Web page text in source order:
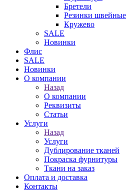
Бретели
Резинки швейные
Кружево
SALE
Новинки
Флис
SALE
Новинки
О компании
Назад
О компании
Реквизиты
Статьи
Услуги
Назад
Услуги
Дублирование тканей
Покраска фурнитуры
Ткани на заказ
Оплата и доставка
Контакты